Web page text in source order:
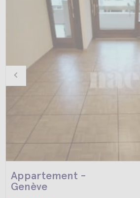
Appartement -
Genève